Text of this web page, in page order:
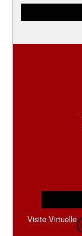
Visite Virtuelle